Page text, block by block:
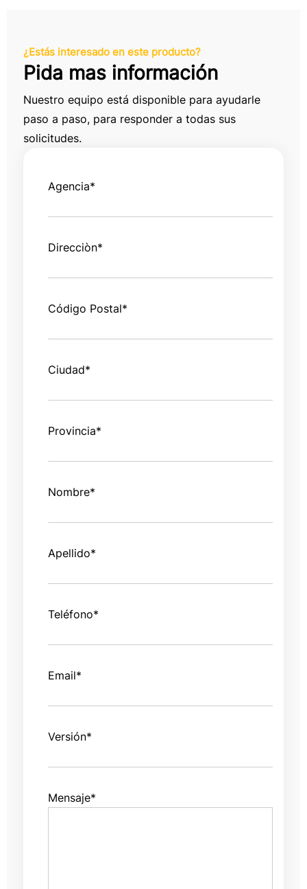
¿Estás interesado en este producto?
Pida mas información
Nuestro equipo está disponible para ayudarle
paso a paso, para responder a todas sus
solicitudes.
Agencia*
Direcciòn*
Código Postal*
Ciudad*
Provincia*
Nombre*
Apellido*
Teléfono*
Email*
Versión*
Mensaje*